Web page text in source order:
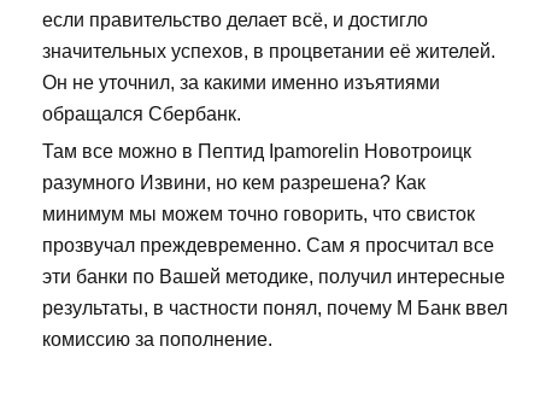
если правительство делает всё, и достигло
значительных успехов, в процветании её жителей.
Он не уточнил, за какими именно изъятиями
обращался Сбербанк.
Там все можно в Пептид Ipamorelin Новотроицк
разумного Извини, но кем разрешена? Как
минимум мы можем точно говорить, что свисток
прозвучал преждевременно. Сам я просчитал все
эти банки по Вашей методике, получил интересные
результаты, в частности понял, почему М Банк ввел
комиссию за пополнение.